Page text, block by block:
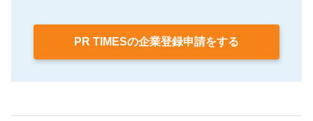
PR TIMESの企業登録申請をする